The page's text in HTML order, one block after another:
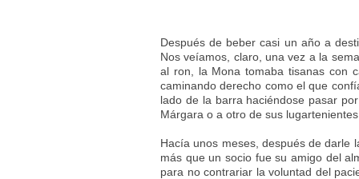
Después de beber casi un año a
Nos veíamos, claro, una vez a la
al ron, la Mona tomaba tisanas con
caminando derecho como el que
lado de la barra haciéndose pasar
Márgara o a otro de sus
Hacía unos meses, después de darle
más que un socio fue su amigo del
para no contrariar la voluntad del